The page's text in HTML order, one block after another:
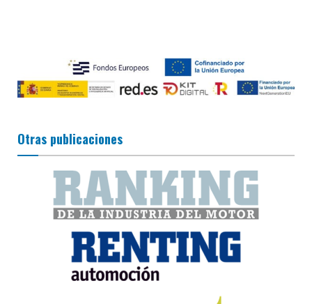
Otras publicaciones